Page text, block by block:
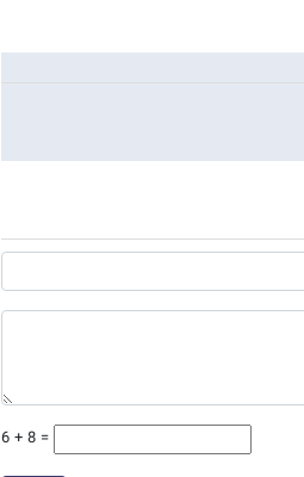
6 + 8 =